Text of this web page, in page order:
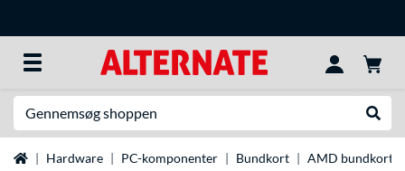
StartsideHardware PC-komponenter Bundkort AMD bundkort